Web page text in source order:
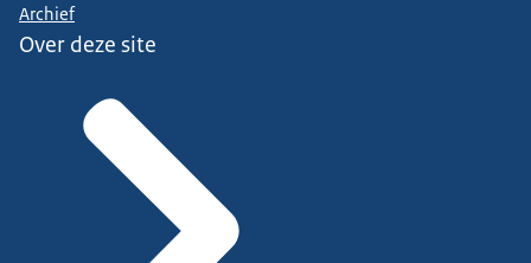
Archief
Over deze site